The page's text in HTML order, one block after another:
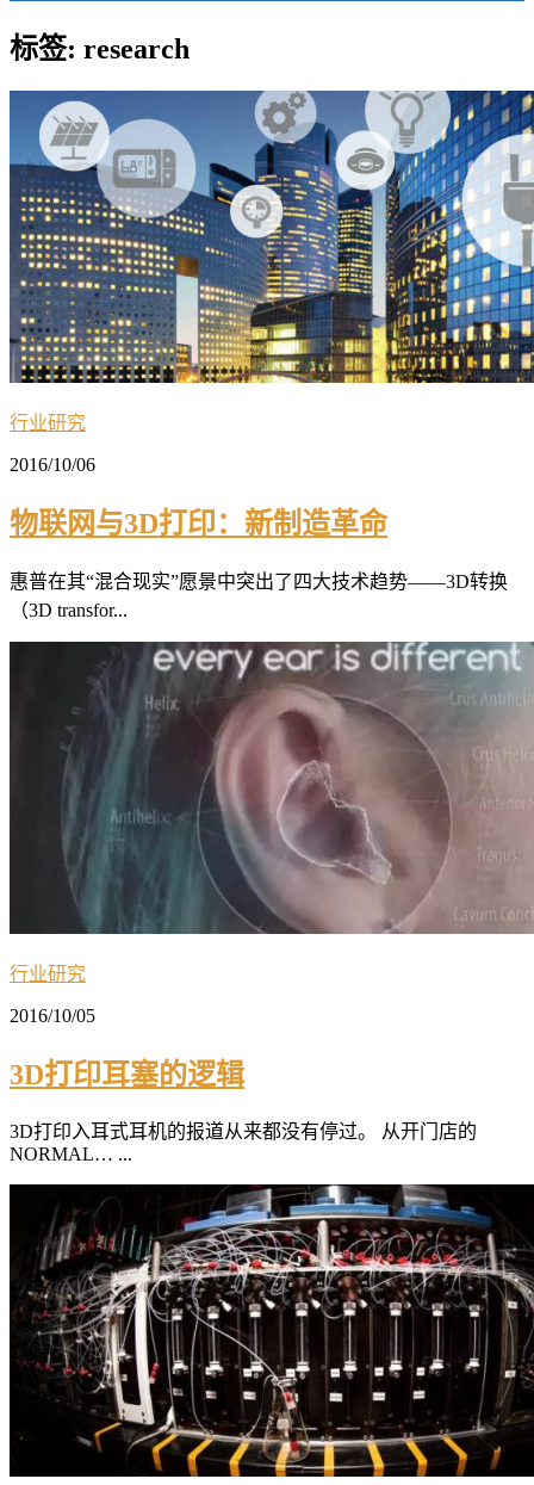
标签: research
行业研究
2016/10/06
物联网与3D打印：新制造革命
惠普在其“混合现实”愿景中突出了四大技术趋势——3D转换
（3D transfor...
行业研究
2016/10/05
3D打印耳塞的逻辑
3D打印入耳式耳机的报道从来都没有停过。 从开门店的
NORMAL… ...